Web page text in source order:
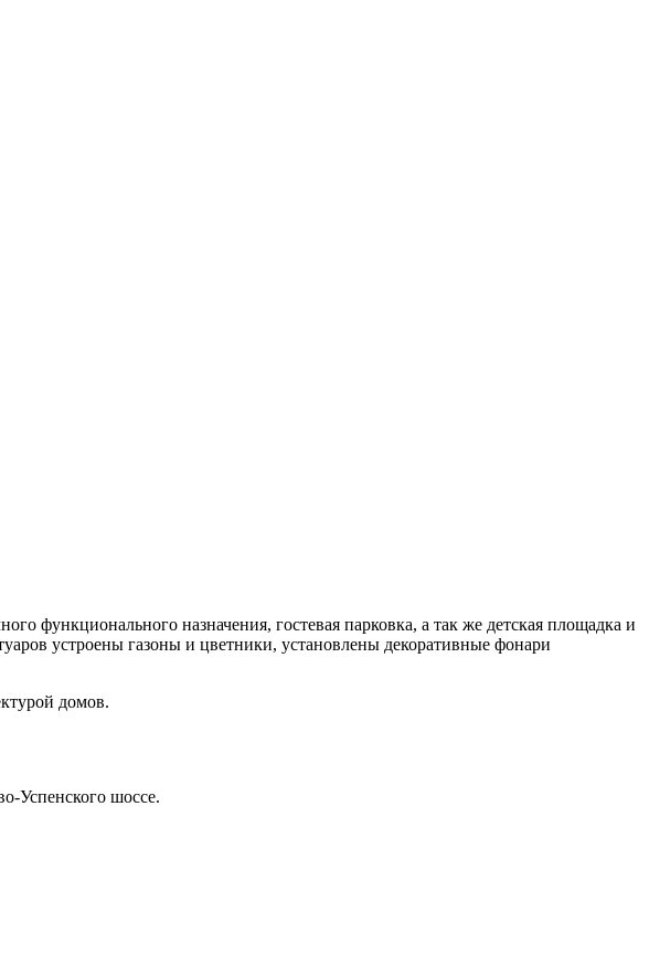
функционального назначения, гостевая парковка, а так же детская площадка и
устроены газоны и цветники, установлены декоративные фонари
домов.
Успенского шоссе.